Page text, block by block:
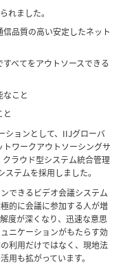
れました。
品質の高い安定したネット
べてをアウトソースできる
こと
と
ションとして、IIJグローバ
ワークアウトソーシングサ
ラウド型システム統合管理
テムを採用しました。
できるビデオ会議システム
的に会議に参加する人が増
度が深くなり、迅速な意思
ニケーションがもたらす効
利用だけではなく、現地法
用も拡がっています。